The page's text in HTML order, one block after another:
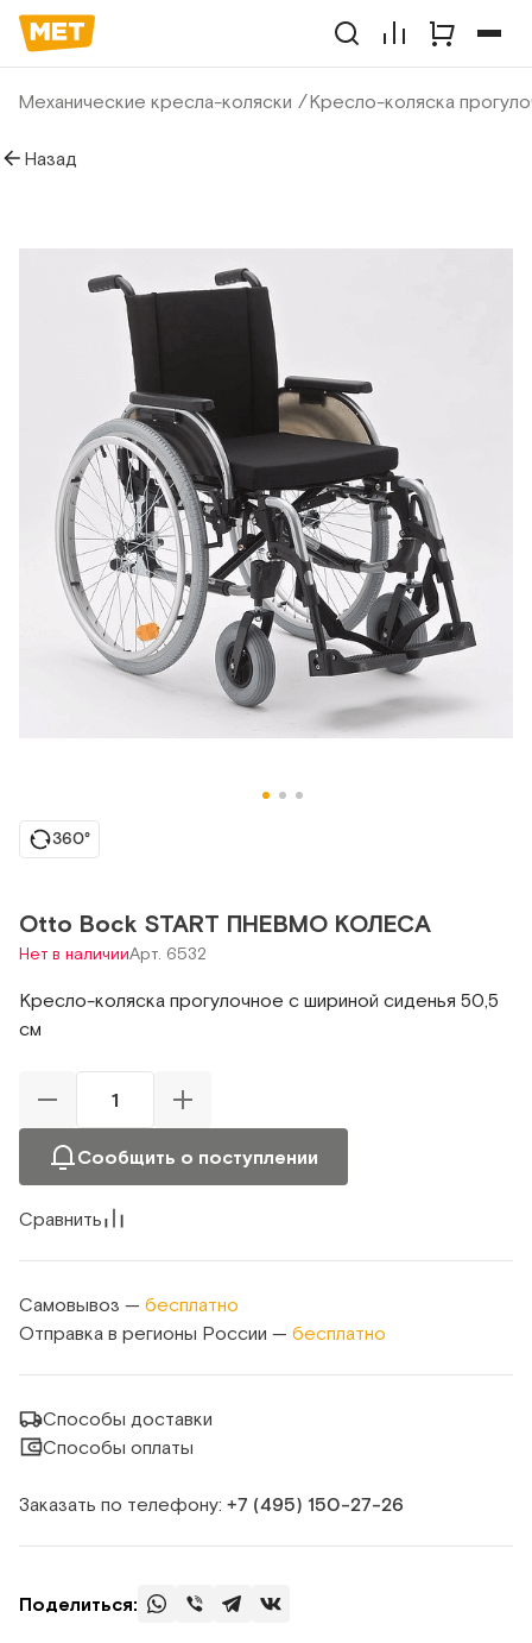
Механические кресла-коляски Кресло-коляска
Назад
360°
Otto Bock START ПНЕВМО КОЛЕСА
Нет в наличииАрт. 6532
Кресло-коляска прогулочное с шириной сиденья 50,5
см
Сообщить о поступлении
Сравнить
Самовывоз — бесплатно
Отправка в регионы России — бесплатно
Способы доставки
Способы оплаты
Заказать по телефону: +7 (495) 150‑27‑26
Поделиться: